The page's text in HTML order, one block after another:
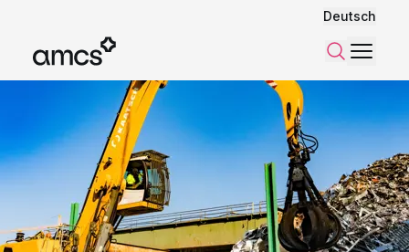
Deutsch
Suchen
Menü